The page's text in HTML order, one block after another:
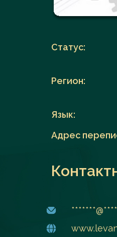
Перейти в
Статус:
Регион:
Язык:
Адрес